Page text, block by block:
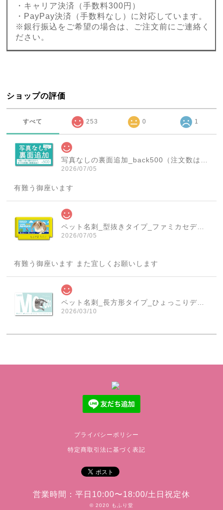
・キャリア決済（手数料300円）
・PayPay決済（手数料なし）に対応しています。
※銀行振込をご希望の場合は、ご注文前にご連絡く
ださい。
ショップの評価
すべて 253 0 1
2026/07/05
有難う御座います
2026/07/05
有難う御座います また宜しくお願いします
2026/03/10
本日商品が届きました 迅速なご対応に感謝いたします ま
2025/05/27
今回もありがとうございました🧡
プライバシーポリシー
特定商取引法に基づく表記
営業時間：平日10:00〜18:00/土日祝定休
© 2020 もふり堂